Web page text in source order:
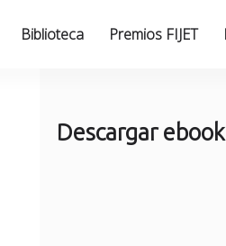
Biblioteca Premios FIJET
Descargar ebook